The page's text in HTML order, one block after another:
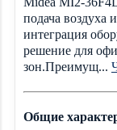
подача воздуха
интеграция
решение для
зон.Преимущ...
Общие